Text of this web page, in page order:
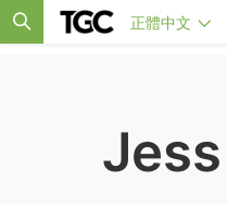
正體中文